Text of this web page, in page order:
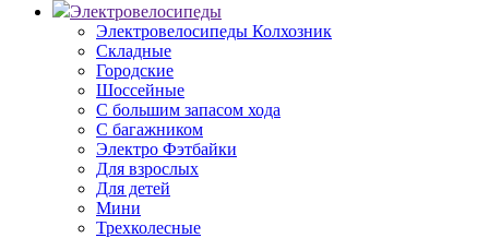
Электровелосипеды
Электровелосипеды Колхозник
Складные
Городские
Шоссейные
С большим запасом хода
С багажником
Электро Фэтбайки
Для взрослых
Для детей
Мини
Трехколесные